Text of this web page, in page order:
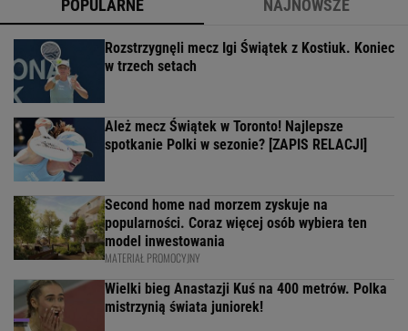
POPULARNE NAJNOWSZE
Rozstrzygnęli mecz Igi Świątek z Kostiuk. Koniec
w trzech setach
Ależ mecz Świątek w Toronto! Najlepsze
spotkanie Polki w sezonie? [ZAPIS RELACJI]
Second home nad morzem zyskuje na
popularności. Coraz więcej osób wybiera ten
model inwestowania
MATERIAŁ PROMOCYJNY
Wielki bieg Anastazji Kuś na 400 metrów. Polka
mistrzynią świata juniorek!